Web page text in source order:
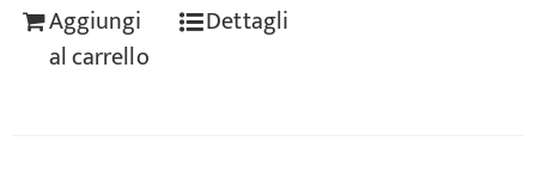
Aggiungi
al carrello
Dettagli